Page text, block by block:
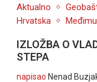
Aktualno
Hrvatska
IZLOŽBA O
STEPA
napisao Nenad